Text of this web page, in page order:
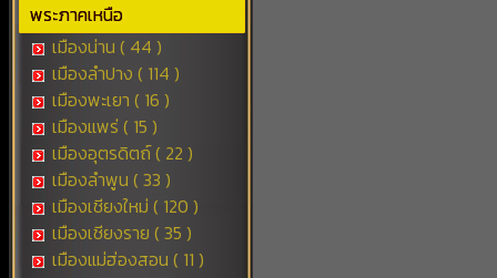
พระภาคเหนือ
เมืองน่าน ( 44 )
เมืองลำปาง ( 114 )
เมืองพะเยา ( 16 )
เมืองแพร่ ( 15 )
เมืองอุตรดิตถ์ ( 22 )
เมืองลำพูน ( 33 )
เมืองเชียงใหม่ ( 120 )
เมืองเชียงราย ( 35 )
เมืองแม่ฮ่องสอน ( 11 )